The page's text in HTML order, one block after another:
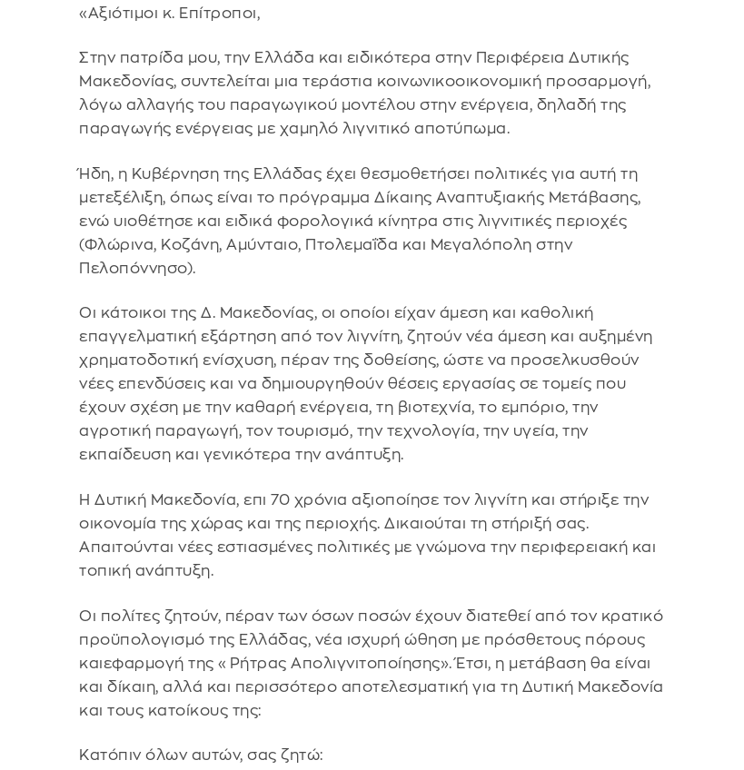
«Αξιότιμοι κ. Επίτροποι,
Στην πατρίδα μου, την Ελλάδα και ειδικότερα στην Περιφέρεια Δυτικής
Μακεδονίας, συντελείται μια τεράστια κοινωνικοοικονομική προσαρμογή,
λόγω αλλαγής του παραγωγικού μοντέλου στην ενέργεια, δηλαδή της
παραγωγής ενέργειας με χαμηλό λιγνιτικό αποτύπωμα.
Ήδη, η Κυβέρνηση της Ελλάδας έχει θεσμοθετήσει πολιτικές για αυτή τη
μετεξέλιξη, όπως είναι το πρόγραμμα Δίκαιης Αναπτυξιακής Μετάβασης,
ενώ υιοθέτησε και ειδικά φορολογικά κίνητρα στις λιγνιτικές περιοχές
(Φλώρινα, Κοζάνη, Αμύνταιο, Πτολεμαΐδα και Μεγαλόπολη στην
Πελοπόννησο).
Οι κάτοικοι της Δ. Μακεδονίας, οι οποίοι είχαν άμεση και καθολική
επαγγελματική εξάρτηση από τον λιγνίτη, ζητούν νέα άμεση και αυξημένη
χρηματοδοτική ενίσχυση, πέραν της δοθείσης, ώστε να προσελκυσθούν
νέες επενδύσεις και να δημιουργηθούν θέσεις εργασίας σε τομείς που
έχουν σχέση με την καθαρή ενέργεια, τη βιοτεχνία, το εμπόριο, την
αγροτική παραγωγή, τον τουρισμό, την τεχνολογία, την υγεία, την
εκπαίδευση και γενικότερα την ανάπτυξη.
Η Δυτική Μακεδονία, επι 70 χρόνια αξιοποίησε τον λιγνίτη και στήριξε την
οικονομία της χώρας και της περιοχής. Δικαιούται τη στήριξή σας.
Απαιτούνται νέες εστιασμένες πολιτικές με γνώμονα την περιφερειακή και
τοπική ανάπτυξη.
Οι πολίτες ζητούν, πέραν των όσων ποσών έχουν διατεθεί από τον κρατικό
προϋπολογισμό της Ελλάδας, νέα ισχυρή ώθηση με πρόσθετους πόρους
καιεφαρμογή της «Ρήτρας Απολιγνιτοποίησης». Έτσι, η μετάβαση θα είναι
και δίκαιη, αλλά και περισσότερο αποτελεσματική για τη Δυτική Μακεδονία
και τους κατοίκους της:
Κατόπιν όλων αυτών, σας ζητώ: